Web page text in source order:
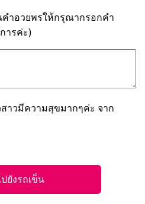
คำอวยพรให้กรุณากรอกคำ
ารค่ะ)
าวมีความสุขมากๆค่ะ จาก
ปยังรถเข็น